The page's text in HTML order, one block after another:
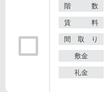
階 数
賃 料
間 取 り
敷金
礼金